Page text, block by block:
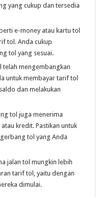
yang cukup dan tersedia
e-money atau kartu tol
tol. Anda cukup
tol yang sesuai.
telah mengembangkan
untuk membayar tarif tol
dan melakukan
tol juga menerima
kredit. Pastikan untuk
tol yang Anda
jalan tol mungkin lebih
tarif tol, yaitu dengan
dimulai.